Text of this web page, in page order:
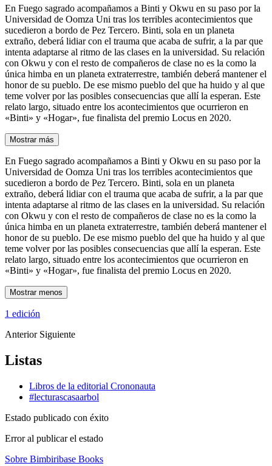
En Fuego sagrado acompañamos a Binti y Okwu en su paso por la
Universidad de Oomza Uni tras los terribles acontecimientos que
sucedieron a bordo de Pez Tercero. Binti, sola en un planeta
extraño, deberá lidiar con el trauma que acaba de sufrir, a la par que
intenta adaptarse al ritmo de las clases en la universidad. Su relación
con Okwu y con el resto de compañeros de clase no es la como la
única himba en un planeta extraterrestre, también deberá mantener el
honor de su pueblo. De ese mismo pueblo del que ha huido y al que
teme volver por las posibles consecuencias que allí la esperan. Este
relato largo, situado entre los acontecimientos que ocurrieron en
«Binti» y «Hogar», fue finalista del premio Locus en 2020.
Mostrar más
En Fuego sagrado acompañamos a Binti y Okwu en su paso por la
Universidad de Oomza Uni tras los terribles acontecimientos que
sucedieron a bordo de Pez Tercero. Binti, sola en un planeta
extraño, deberá lidiar con el trauma que acaba de sufrir, a la par que
intenta adaptarse al ritmo de las clases en la universidad. Su relación
con Okwu y con el resto de compañeros de clase no es la como la
única himba en un planeta extraterrestre, también deberá mantener el
honor de su pueblo. De ese mismo pueblo del que ha huido y al que
teme volver por las posibles consecuencias que allí la esperan. Este
relato largo, situado entre los acontecimientos que ocurrieron en
«Binti» y «Hogar», fue finalista del premio Locus en 2020.
Mostrar menos
1 edición
Anterior Siguiente
Listas
Libros de la editorial Crononauta
#lecturascasaarbol
Estado publicado con éxito
Error al publicar el estado
Sobre Bimbiribase Books